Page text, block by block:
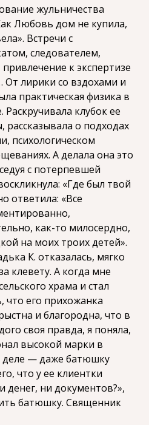
жульничества
Любовь дом не купила,
Встречи с
следователем,
к экспертизе
От лирики со вздохами и
практическая физика в
Раскручивала клубок ее
о подходах
психологическом
А делала она это
с потерпевшей
«Где был твой
ответила: «Все
как-то милосердно,
на моих троих детей».
К. отказалась, мягко
клевету. А когда мне
храма и стал
что его прихожанка
и благородна, что в
своя правда, я поняла,
высокой марки в
деле — даже батюшку
что у ее клиентки
денег, ни документов?»,
батюшку. Священник